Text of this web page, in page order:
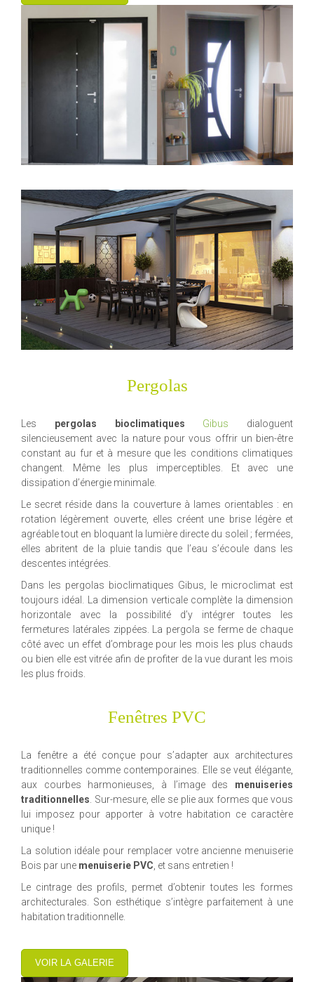
Pergolas
Les pergolas bioclimatiques Gibus dialoguent
silencieusement avec la nature pour vous offrir un bien-être
constant au fur et à mesure que les conditions climatiques
changent. Même les plus imperceptibles. Et avec une
dissipation d’énergie minimale.
Le secret réside dans la couverture à lames orientables : en
rotation légèrement ouverte, elles créent une brise légère et
agréable tout en bloquant la lumière directe du soleil ; fermées,
elles abritent de la pluie tandis que l’eau s’écoule dans les
descentes intégrées.
Dans les pergolas bioclimatiques Gibus, le microclimat est
toujours idéal. La dimension verticale complète la dimension
horizontale avec la possibilité d’y intégrer toutes les
fermetures latérales zippées. La pergola se ferme de chaque
côté avec un effet d’ombrage pour les mois les plus chauds
ou bien elle est vitrée afin de profiter de la vue durant les mois
les plus froids.
Fenêtres PVC
La fenêtre a été conçue pour s’adapter aux architectures
traditionnelles comme contemporaines. Elle se veut élégante,
aux courbes harmonieuses, à l’image des menuiseries
traditionnelles . Sur-mesure, elle se plie aux formes que vous
lui imposez pour apporter à votre habitation ce caractère
unique !
La solution idéale pour remplacer votre ancienne menuiserie
Bois par une menuiserie PVC , et sans entretien !
Le cintrage des profils, permet d’obtenir toutes les formes
architecturales. Son esthétique s’intègre parfaitement à une
habitation traditionnelle.
VOIR LA GALERIE